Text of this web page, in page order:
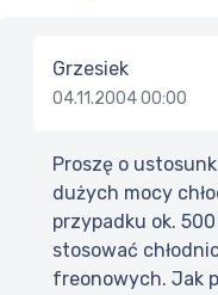
Grzesiek
04.11.2004 00:00
Proszę o
dużych mocy
przypadku ok.
stosować
freonowych. Jak